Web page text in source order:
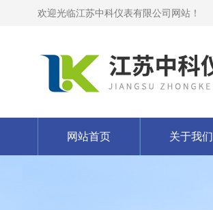
欢迎光临江苏中科仪表有限公司网站！
网站首页 关于我们